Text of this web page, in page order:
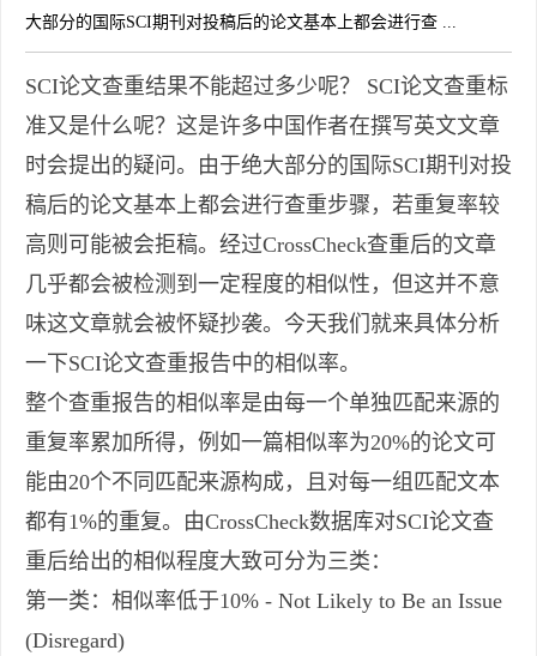
大部分的国际SCI期刊对投稿后的论文基本上都会进行查 ...
SCI论文查重结果不能超过多少呢？ SCI论文查重标
准又是什么呢？这是许多中国作者在撰写英文文章
时会提出的疑问。由于绝大部分的国际SCI期刊对投
稿后的论文基本上都会进行查重步骤，若重复率较
高则可能被会拒稿。经过CrossCheck查重后的文章
几乎都会被检测到一定程度的相似性，但这并不意
味这文章就会被怀疑抄袭。今天我们就来具体分析
一下SCI论文查重报告中的相似率。
整个查重报告的相似率是由每一个单独匹配来源的
重复率累加所得，例如一篇相似率为20%的论文可
能由20个不同匹配来源构成，且对每一组匹配文本
都有1%的重复。由CrossCheck数据库对SCI论文查
重后给出的相似程度大致可分为三类：
第一类：相似率低于10% - Not Likely to Be an Issue
(Disregard)